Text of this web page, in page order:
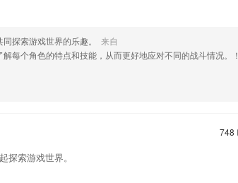
探索游戏世界的乐趣。
来自
每个角色的特点和技能，从而更好地应对不同的战斗情况。！
748
索游戏世界。